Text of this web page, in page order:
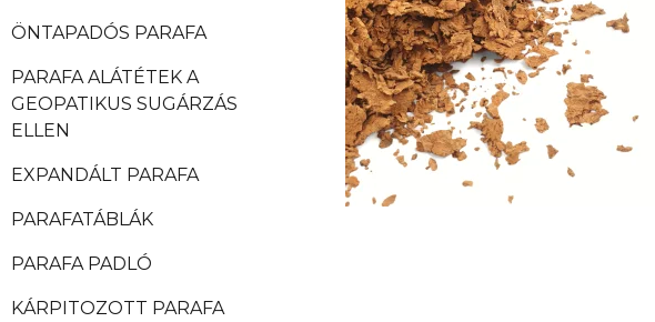
ÖNTAPADÓS PARAFA
PARAFA ALÁTÉTEK A
GEOPATIKUS SUGÁRZÁS
ELLEN
EXPANDÁLT PARAFA
PARAFATÁBLÁK
PARAFA PADLÓ
KÁRPITOZOTT PARAFA